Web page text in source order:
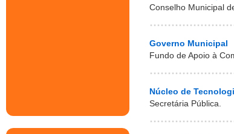
Conselho Municipal
Governo Municipal
Fundo de Apoio à
Núcleo de
Secretária Pública.